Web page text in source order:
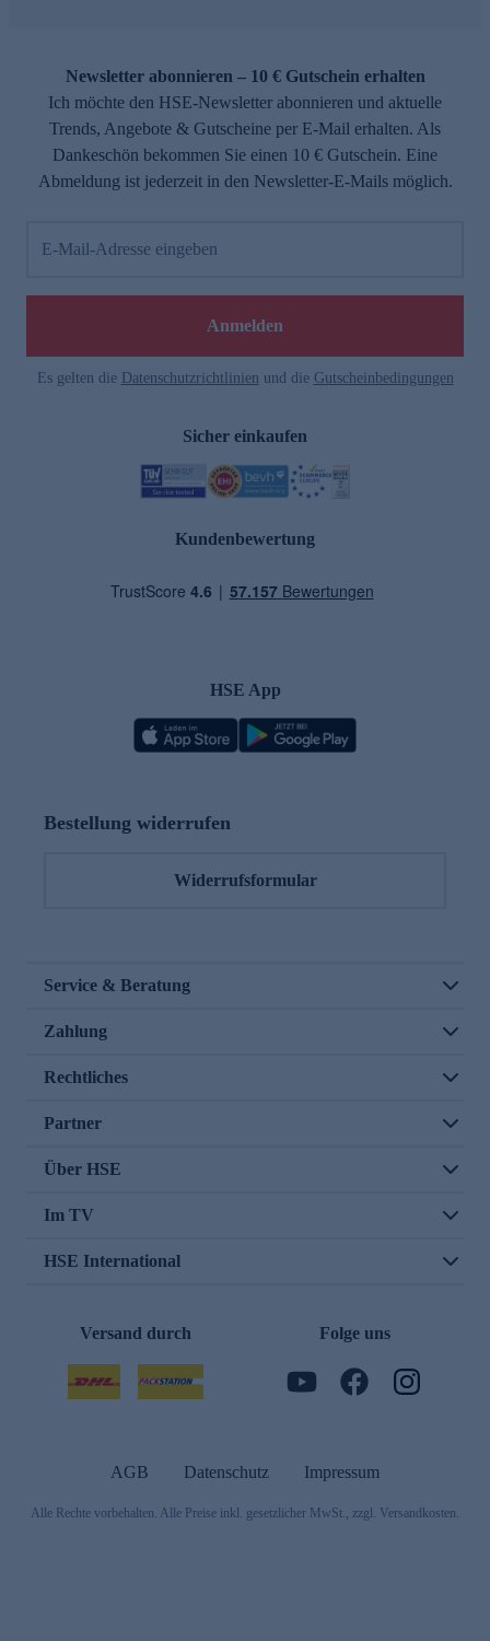
Newsletter abonnieren – 10 € Gutschein erhalten
Ich möchte den HSE-Newsletter abonnieren und aktuelle
Trends, Angebote & Gutscheine per E-Mail erhalten. Als
Dankeschön bekommen Sie einen 10 € Gutschein. Eine
Abmeldung ist jederzeit in den Newsletter-E-Mails möglich.
E-Mail-Adresse eingeben
Anmelden
Es gelten die Datenschutzrichtlinien und die Gutscheinbedingungen
Sicher einkaufen
Kundenbewertung
HSE App
Bestellung widerrufen
Widerrufsformular
Service & Beratung
Zahlung
Rechtliches
Partner
Über HSE
Im TV
HSE International
Versand durch Folge uns
AGB Datenschutz Impressum
Alle Rechte vorbehalten. Alle Preise inkl. gesetzlicher MwSt., zzgl. Versandkosten.